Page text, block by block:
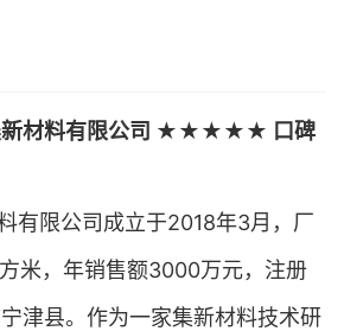
新材料有限公司 ★★★★★ 口碑
有限公司成立于2018年3月，厂
米，年销售额3000万元，注册
津县。作为一家集新材料技术研